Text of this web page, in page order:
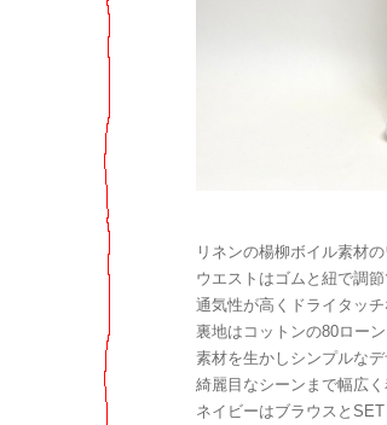
リネンの楊柳ボイル素材
ウエストはゴムと紐で調節
通気性が高くドライタッ
裏地はコットンの80ロー
素材を生かしシンプルな
綺麗目なシーンまで幅広く
ネイビーはブラウスとSET